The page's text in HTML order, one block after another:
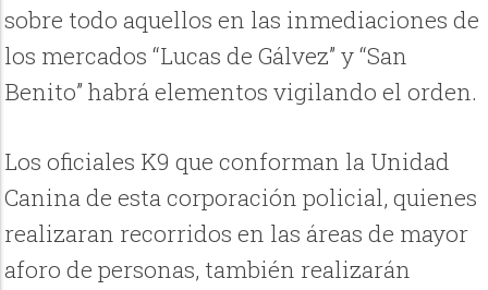
sobre todo aquellos en las inmediaciones de
los mercados “Lucas de Gálvez” y “San
Benito” habrá elementos vigilando el orden.
Los oficiales K9 que conforman la Unidad
Canina de esta corporación policial, quienes
realizaran recorridos en las áreas de mayor
aforo de personas, también realizarán